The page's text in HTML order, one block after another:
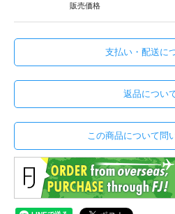
販売価格
支払い・配送に
返品につい
この商品について問